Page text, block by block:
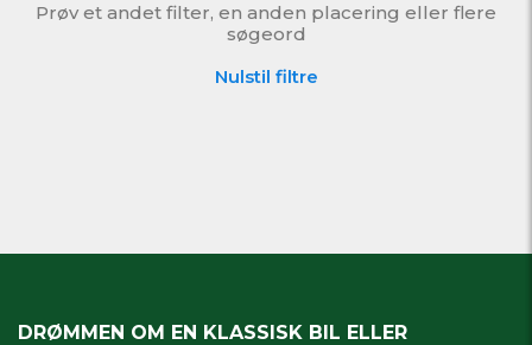
Prøv et andet filter, en anden placering eller flere
søgeord
Nulstil filtre
DRØMMEN OM EN KLASSISK BIL ELLER